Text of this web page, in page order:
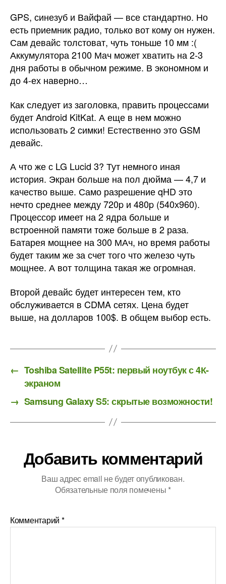
GPS, синезуб и Вайфай — все стандартно. Но
есть приемник радио, только вот кому он нужен.
Сам девайс толстоват, чуть тоньше 10 мм :(
Аккумулятора 2100 Мач может хватить на 2-3
дня работы в обычном режиме. В экономном и
до 4-ех наверно…
Как следует из заголовка, править процессами
будет Android KitKat. А еще в нем можно
использовать 2 симки! Естественно это GSM
девайс.
А что же с LG Lucid 3? Тут немного иная
история. Экран больше на пол дюйма — 4,7 и
качество выше. Само разрешение qHD это
нечто среднее между 720p и 480p (540х960).
Процессор имеет на 2 ядра больше и
встроенной памяти тоже больше в 2 раза.
Батарея мощнее на 300 МАч, но время работы
будет таким же за счет того что железо чуть
мощнее. А вот толщина такая же огромная.
Второй девайс будет интересен тем, кто
обслуживается в CDMA сетях. Цена будет
выше, на долларов 100$. В общем выбор есть.
← Toshiba Satellite P55t: первый ноутбук с 4К-
экраном
→ Samsung Galaxy S5: скрытые возможности!
Добавить комментарий
Ваш адрес email не будет опубликован.
Обязательные поля помечены *
Комментарий *